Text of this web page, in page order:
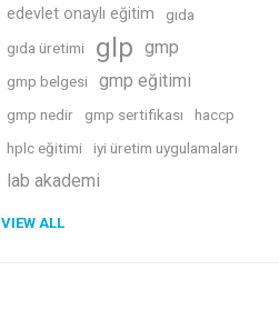
edevlet onaylı eğitim
gıda
gıda üretimi
glp gmp
gmp belgesi gmp eğitimi
gmp nedir gmp sertifikası
haccp
hplc eğitimi
iyi üretim uygulamaları
lab akademi
VIEW ALL